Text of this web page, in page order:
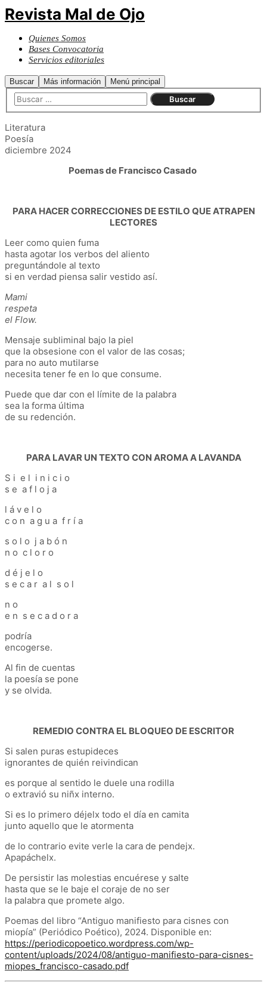
Revista Mal de Ojo
Quienes Somos
Bases Convocatoria
Servicios editoriales
Buscar Más información Menú principal
Literatura
Poesía
diciembre 2024
Poemas de Francisco Casado
PARA HACER CORRECCIONES DE ESTILO QUE ATRAPEN
LECTORES
Leer como quien fuma
hasta agotar los verbos del aliento
preguntándole al texto
si en verdad piensa salir vestido así.
Mami
respeta
el Flow.
Mensaje subliminal bajo la piel
que la obsesione con el valor de las cosas;
para no auto mutilarse
necesita tener fe en lo que consume.
Puede que dar con el límite de la palabra
sea la forma última
de su redención.
PARA LAVAR UN TEXTO CON AROMA A LAVANDA
S i e l i n i c i o
s e a f l o j a
l á v e l o
c o n a g u a f r í a
s o l o j a b ó n
n o c l o r o
d é j e l o
s e c a r a l s o l
n o
e n s e c a d o r a
podría
encogerse.
Al fin de cuentas
la poesía se pone
y se olvida.
REMEDIO CONTRA EL BLOQUEO DE ESCRITOR
Si salen puras estupideces
ignorantes de quién reivindican
es porque al sentido le duele una rodilla
o extravió su niñx interno.
Si es lo primero déjelx todo el día en camita
junto aquello que le atormenta
de lo contrario evite verle la cara de pendejx.
Apapáchelx.
De persistir las molestias encuérese y salte
hasta que se le baje el coraje de no ser
la palabra que promete algo.
Poemas del libro “Antiguo manifiesto para cisnes con
miopía” (Periódico Poético), 2024. Disponible en:
https://periodicopoetico.wordpress.com/wp-
content/uploads/2024/08/antiguo-manifiesto-para-cisnes-
miopes_francisco-casado.pdf